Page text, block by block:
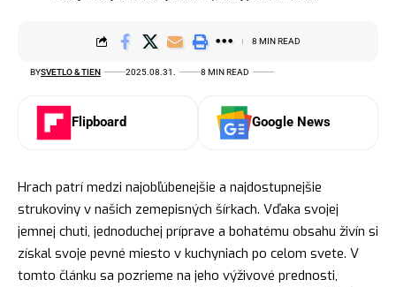
BYSVETLO & TIEN 2025.08.31. 8 MIN READ
8 MIN READ
Flipboard Google News
Hrach patrí medzi najobľúbenejšie a najdostupnejšie
strukoviny v našich zemepisných šírkach. Vďaka svojej
jemnej chuti, jednoduchej príprave a bohatému obsahu živín si
získal svoje pevné miesto v kuchyniach po celom svete. V
tomto článku sa pozrieme na jeho výživové prednosti,